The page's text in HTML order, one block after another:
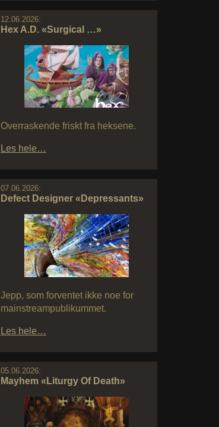
12.06.2026:
Hex A.D. «Surgical …»
Overraskende friskt fra heksene.
Les hele…
07.06.2026:
Defect Designer «Depressants»
Jepp, som forventet ikke noe for
mainstreampublikummet.
Les hele…
05.06.2026:
Mayhem «Liturgy Of Death»